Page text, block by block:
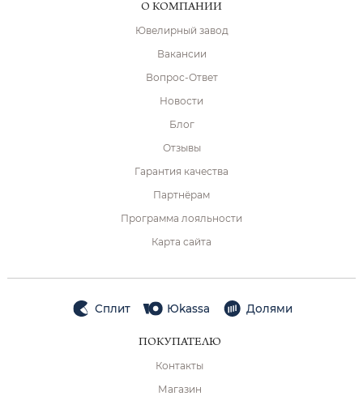
О КОМПАНИИ
Ювелирный завод
Вакансии
Вопрос-Ответ
Новости
Блог
Отзывы
Гарантия качества
Партнёрам
Программа лояльности
Карта сайта
Сплит Юkassa Долями
ПОКУПАТЕЛЮ
Контакты
Магазин